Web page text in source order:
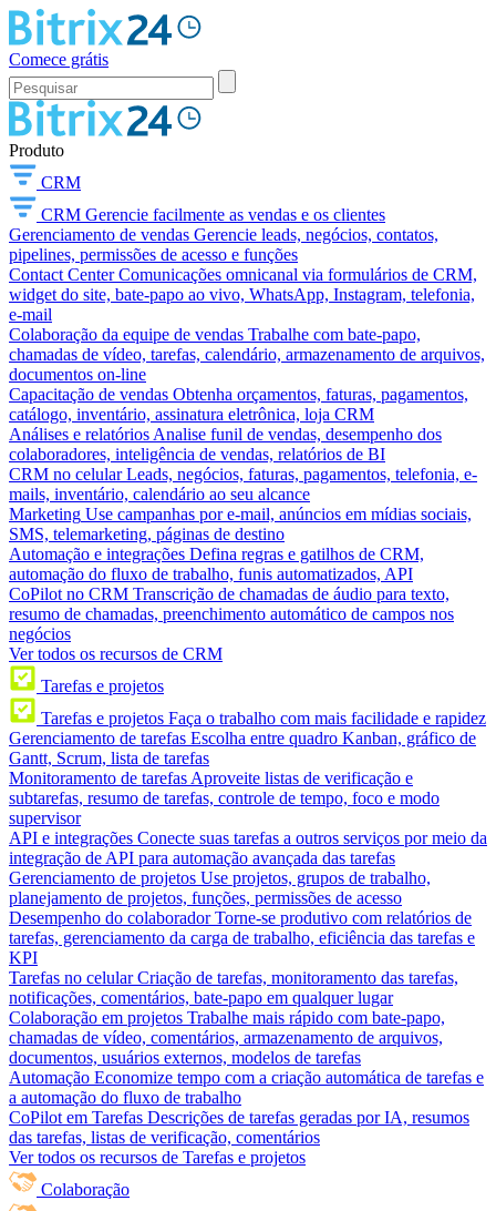
Comece grátis
Produto
CRM
CRM Gerencie facilmente as vendas e os clientes
Gerenciamento de vendas Gerencie leads, negócios, contatos,
pipelines, permissões de acesso e funções
Contact Center Comunicações omnicanal via formulários de CRM,
widget do site, bate-papo ao vivo, WhatsApp, Instagram, telefonia,
e-mail
Colaboração da equipe de vendas Trabalhe com bate-papo,
chamadas de vídeo, tarefas, calendário, armazenamento de arquivos,
documentos on-line
Capacitação de vendas Obtenha orçamentos, faturas, pagamentos,
catálogo, inventário, assinatura eletrônica, loja CRM
Análises e relatórios Analise funil de vendas, desempenho dos
colaboradores, inteligência de vendas, relatórios de BI
CRM no celular Leads, negócios, faturas, pagamentos, telefonia, e-
mails, inventário, calendário ao seu alcance
Marketing Use campanhas por e-mail, anúncios em mídias sociais,
SMS, telemarketing, páginas de destino
Automação e integrações Defina regras e gatilhos de CRM,
automação do fluxo de trabalho, funis automatizados, API
CoPilot no CRM Transcrição de chamadas de áudio para texto,
resumo de chamadas, preenchimento automático de campos nos
negócios
Ver todos os recursos de CRM
Tarefas e projetos
Tarefas e projetos Faça o trabalho com mais facilidade e rapidez
Gerenciamento de tarefas Escolha entre quadro Kanban, gráfico de
Gantt, Scrum, lista de tarefas
Monitoramento de tarefas Aproveite listas de verificação e
subtarefas, resumo de tarefas, controle de tempo, foco e modo
supervisor
API e integrações Conecte suas tarefas a outros serviços por meio da
integração de API para automação avançada das tarefas
Gerenciamento de projetos Use projetos, grupos de trabalho,
planejamento de projetos, funções, permissões de acesso
Desempenho do colaborador Torne-se produtivo com relatórios de
tarefas, gerenciamento da carga de trabalho, eficiência das tarefas e
KPI
Tarefas no celular Criação de tarefas, monitoramento das tarefas,
notificações, comentários, bate-papo em qualquer lugar
Colaboração em projetos Trabalhe mais rápido com bate-papo,
chamadas de vídeo, comentários, armazenamento de arquivos,
documentos, usuários externos, modelos de tarefas
Automação Economize tempo com a criação automática de tarefas e
a automação do fluxo de trabalho
CoPilot em Tarefas Descrições de tarefas geradas por IA, resumos
das tarefas, listas de verificação, comentários
Ver todos os recursos de Tarefas e projetos
Colaboração